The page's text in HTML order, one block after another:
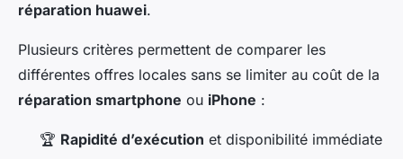
réparation huawei.
Plusieurs critères permettent de comparer les
différentes offres locales sans se limiter au coût de la
réparation smartphone ou iPhone :
🏆 Rapidité d’exécution et disponibilité immédiate